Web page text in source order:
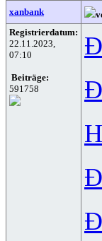
xanbank
Registrierdatum:
22.11.2023,
07:10
Beiträge:
591758